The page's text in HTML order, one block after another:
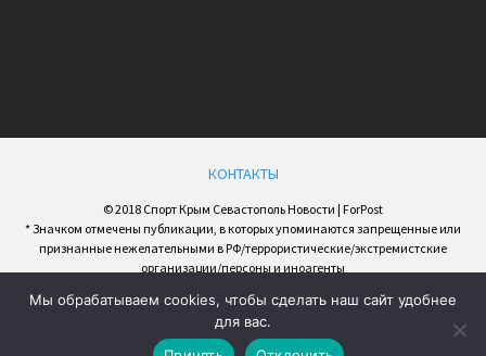
КОНТАКТЫ
© 2018 Спорт Крым Севастополь Новости | ForPost
* Значком отмечены публикации, в которых упоминаются запрещенные или
признанные нежелательными в РФ/террористические/экстремистские
организации/персоны и иноагенты
Мы обрабатываем cookies, чтобы сделать наш сайт удобнее
для вас.